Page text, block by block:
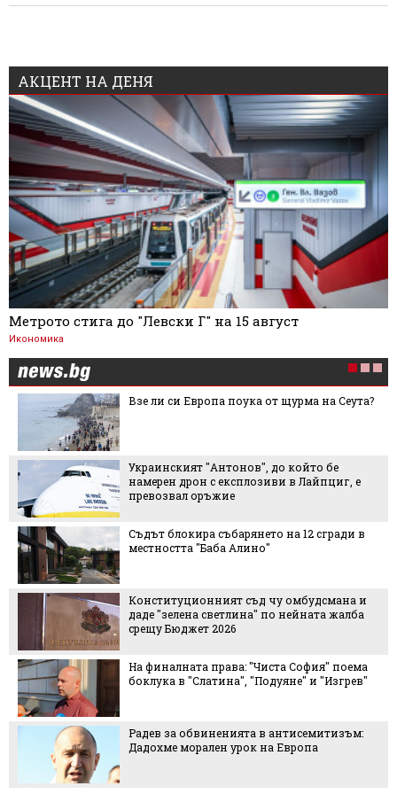
АКЦЕНТ НА ДЕНЯ
Метрото стига до "Левски Г" на 15 август
Икономика
на Сеута?
Лайпциг, е
сгради в
и
жалба
поема
и "Изгрев"
Мартин Ангелов за
"Желирано" лято:
превзема обувките,
маникюра
Това ли е най-добрият начин
царевица
След инцидента в село
обвиняваме породата е най-
най-грешният отговор
Испанската
Леонор, каквато не сме я
Колко вредно за краката ни
носенето на джапанки